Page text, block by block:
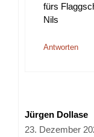
fürs
Nils
Antworten
Jürgen Dollase
23. Dezember